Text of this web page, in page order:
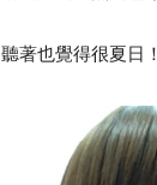
聽著也覺得很夏日